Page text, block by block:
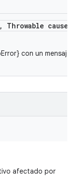
, Throwable cause
con un
afectado por